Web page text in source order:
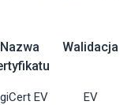
Nazwa
Walidacja
EV
EV